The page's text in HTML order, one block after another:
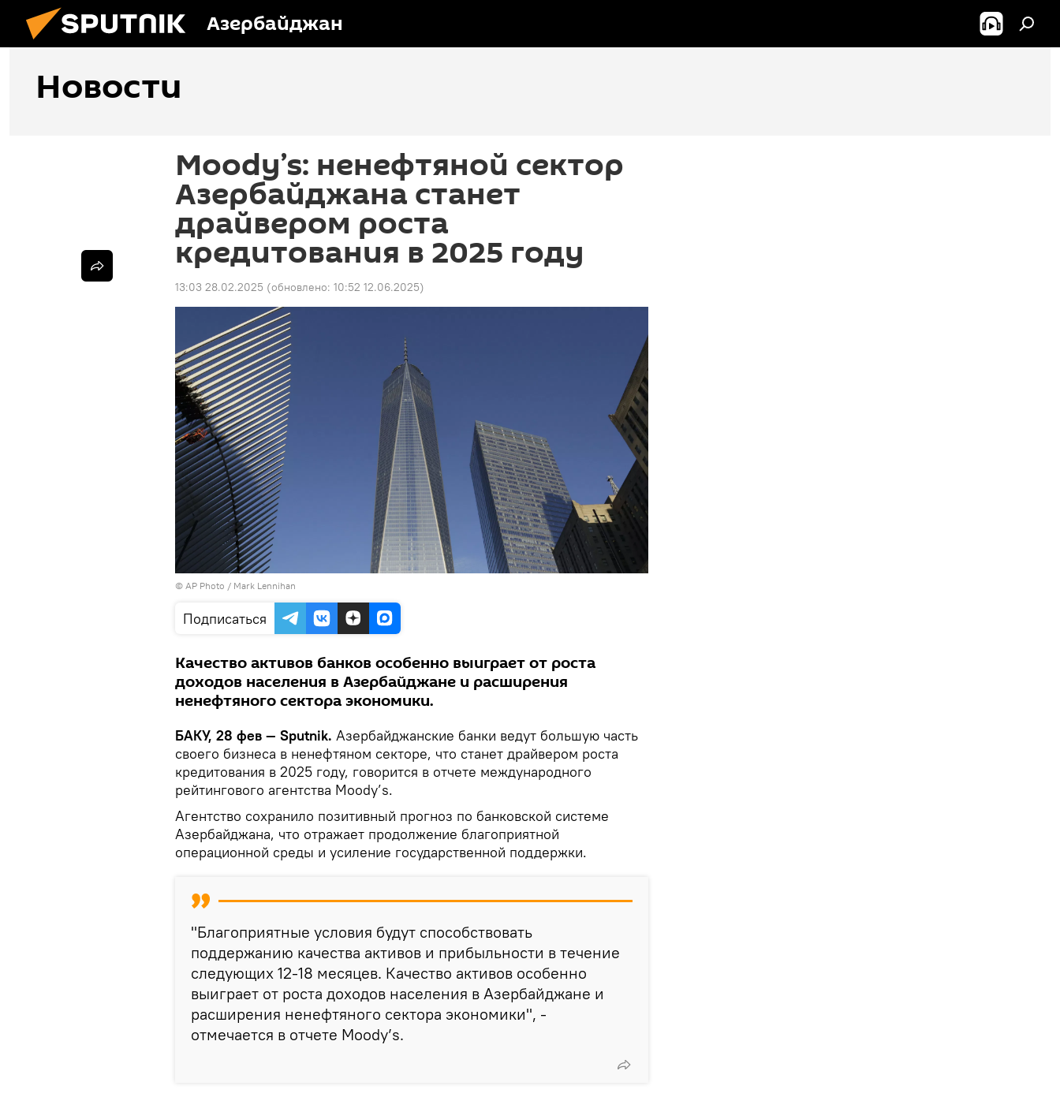
Азербайджан
Новости
Moody’s: ненефтяной сектор
Азербайджана станет
драйвером роста
кредитования в 2025 году
13:03 28.02.2025 (обновлено: 10:52 12.06.2025)
© AP Photo / Mark Lennihan
Подписаться
Качество активов банков особенно выиграет от роста
доходов населения в Азербайджане и расширения
ненефтяного сектора экономики.
БАКУ, 28 фев — Sputnik. Азербайджанские банки ведут большую часть
своего бизнеса в ненефтяном секторе, что станет драйвером роста
кредитования в 2025 году, говорится в отчете международного
рейтингового агентства Moody’s.
Агентство сохранило позитивный прогноз по банковской системе
Азербайджана, что отражает продолжение благоприятной
операционной среды и усиление государственной поддержки.
"Благоприятные условия будут способствовать
поддержанию качества активов и прибыльности в течение
следующих 12-18 месяцев. Качество активов особенно
выиграет от роста доходов населения в Азербайджане и
расширения ненефтяного сектора экономики", -
отмечается в отчете Moody’s.